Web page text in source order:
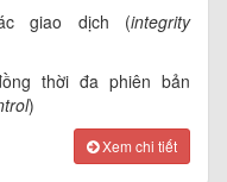
giao dịch (integrity
thời đa phiên bản
)
Xem chi tiết